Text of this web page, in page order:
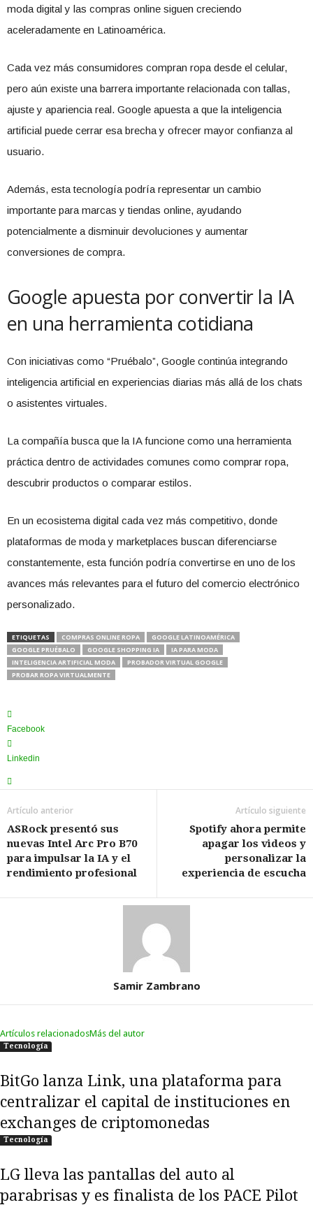
moda digital y las compras online siguen creciendo
aceleradamente en Latinoamérica.
Cada vez más consumidores compran ropa desde el celular,
pero aún existe una barrera importante relacionada con tallas,
ajuste y apariencia real. Google apuesta a que la inteligencia
artificial puede cerrar esa brecha y ofrecer mayor confianza al
usuario.
Además, esta tecnología podría representar un cambio
importante para marcas y tiendas online, ayudando
potencialmente a disminuir devoluciones y aumentar
conversiones de compra.
Google apuesta por convertir la IA
en una herramienta cotidiana
Con iniciativas como “Pruébalo”, Google continúa integrando
inteligencia artificial en experiencias diarias más allá de los chats
o asistentes virtuales.
La compañía busca que la IA funcione como una herramienta
práctica dentro de actividades comunes como comprar ropa,
descubrir productos o comparar estilos.
En un ecosistema digital cada vez más competitivo, donde
plataformas de moda y marketplaces buscan diferenciarse
constantemente, esta función podría convertirse en uno de los
avances más relevantes para el futuro del comercio electrónico
personalizado.
ETIQUETAS COMPRAS ONLINE ROPA
GOOGLE LATINOAMÉRICA
GOOGLE PRUÉBALO
GOOGLE SHOPPING IA
IA PARA MODA
INTELIGENCIA ARTIFICIAL MODA
PROBADOR VIRTUAL GOOGLE
PROBAR ROPA VIRTUALMENTE
Facebook
Linkedin
Artículo anterior
ASRock presentó sus
nuevas Intel Arc Pro B70
para impulsar la IA y el
rendimiento profesional
Artículo siguiente
Spotify ahora permite
apagar los videos y
personalizar la
experiencia de escucha
Samir Zambrano
Artículos relacionadosMás del autor
Tecnología
BitGo lanza Link, una plataforma para
centralizar el capital de instituciones en
exchanges de criptomonedas
Tecnología
LG lleva las pantallas del auto al
parabrisas y es finalista de los PACE Pilot